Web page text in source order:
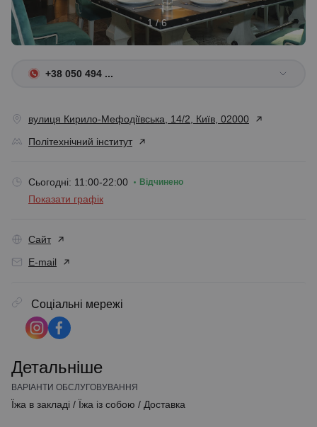
1 / 6
+38 050 494 ...
вулиця Кирило-Мефодіївська, 14/2, Київ, 02000
Політехнічний інститут
Сьогодні: 11:00-22:00 Відчинено
Показати графік
Сайт
E-mail
Соціальні мережі
Детальніше
ВАРІАНТИ ОБСЛУГОВУВАННЯ
Їжа в закладі / Їжа із собою / Доставка